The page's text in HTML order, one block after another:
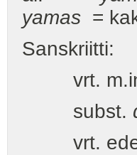
yamas =
vrt.
subst.
vrt.